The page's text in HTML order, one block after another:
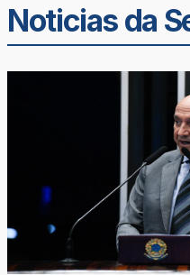
Noticias da